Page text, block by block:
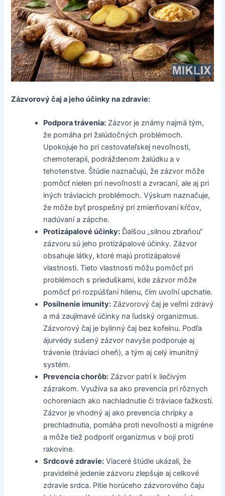
Zázvorový čaj a jeho účinky na zdravie:
Podpora trávenia: Zázvor je známy najmä tým,
že pomáha pri žalúdočných problémoch.
Upokojuje ho pri cestovateľskej nevoľnosti,
chemoterapii, podráždenom žalúdku a v
tehotenstve. Štúdie naznačujú, že zázvor môže
pomôcť nielen pri nevoľnosti a zvracaní, ale aj pri
iných tráviacich problémoch. Výskum naznačuje,
že môže byť prospešný pri zmierňovaní kŕčov,
nadúvaní a zápche.
Protizápalové účinky: Ďalšou „silnou zbraňou“
zázvoru sú jeho protizápalové účinky. Zázvor
obsahuje látky, ktoré majú protizápalové
vlastnosti. Tieto vlastnosti môžu pomôcť pri
problémoch s prieduškami, kde zázvor môže
pomôcť pri rozpúšťaní hlienu, čím uvoľní upchatie.
Posilnenie imunity: Zázvorový čaj je veľmi zdravý
a má zaujímavé účinky na ľudský organizmus.
Zázvorový čaj je bylinný čaj bez kofeínu. Podľa
ájurvédy sušený zázvor navyše podporuje aj
trávenie (tráviaci oheň), a tým aj celý imunitný
systém.
Prevencia chorôb: Zázvor patrí k liečivým
zázrakom. Využíva sa ako prevencia pri rôznych
ochoreniach ako nachladnutie či tráviace ťažkosti.
Zázvor je vhodný aj ako prevencia chrípky a
prechladnutia, pomáha proti nevoľnosti a migréne
a môže tiež podporiť organizmus v boji proti
rakovine.
Srdcové zdravie: Viaceré štúdie ukázali, že
pravidelné jedenie zázvoru zlepšuje aj celkové
zdravie srdca. Pitie horúceho zázvorového čaju